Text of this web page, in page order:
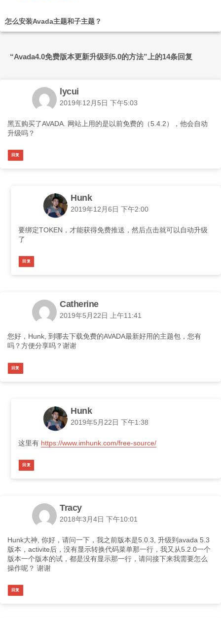
怎么安装Avada主题和子主题？
“Avada4.0免费版本更新升级到5.0的方法”上的14条回复
lycui
2019年12月5日 下午5:03
黑五购买了AVADA. 网站上用的是以前免费的（5.4.2），他会自动
升级吗？
回复
Hunk
2019年12月6日 下午2:00
要绑定TOKEN，才能获得免费推送，然后点击就可以自动升级
了
回复
Catherine
2019年5月22日 上午11:41
您好，Hunk, 到哪去下载免费的AVADA最新好用的主题包，您有
吗？方便分享吗？谢谢
回复
Hunk
2019年5月22日 下午1:38
这里有 https://www.imhunk.com/free-source/
回复
Tracy
2018年3月4日 下午10:01
Hunk大神, 你好，请问一下，我之前版本是5.0.3, 升级到avada 5.3
版本，activite后，没有显示转换代码菜单那一行，我又从5.2.0一个
版本一个版本的试，都是没有显示那一行，请问接下来我需要怎么
操作呢？ 谢谢
回复